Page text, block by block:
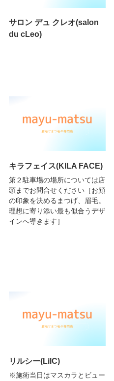
サロン デュ クレオ(salon
du cLeo)
キラフェイス(KILA FACE)
第２駐車場の場所については店
頭までお問合せください［お顔
の印象を決めるまつげ、眉毛。
理想に寄り添い最も似合うデザ
インへ導きます］
リルシー(LilC)
※施術当日はマスカラとビュー